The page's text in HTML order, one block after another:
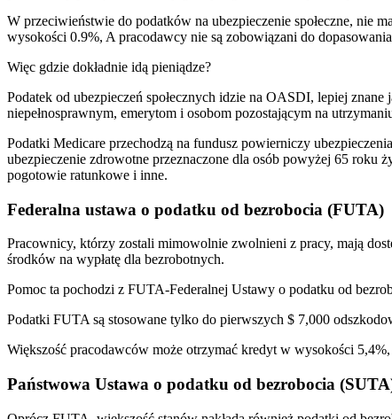
W przeciwieństwie do podatków na ubezpieczenie społeczne, nie
wysokości 0.9%, A pracodawcy nie są zobowiązani do
Więc gdzie dokładnie idą pieniądze?
Podatek od ubezpieczeń społecznych idzie na OASDI, lepiej
niepełnosprawnym, emerytom i osobom pozostającym na
Podatki Medicare przechodzą na fundusz powierniczy
ubezpieczenie zdrowotne przeznaczone dla osób powyżej 65 roku
pogotowie ratunkowe i inne.
Federalna ustawa o podatku od bezrobocia (FUTA)
Pracownicy, którzy zostali mimowolnie zwolnieni z pracy, mają
środków na wypłatę dla bezrobotnych.
Pomoc ta pochodzi z FUTA-Federalnej Ustawy o podatku od
Podatki FUTA są stosowane tylko do pierwszych $ 7,000
Większość pracodawców może otrzymać kredyt w wysokości
Państwowa Ustawa o podatku od bezrobocia